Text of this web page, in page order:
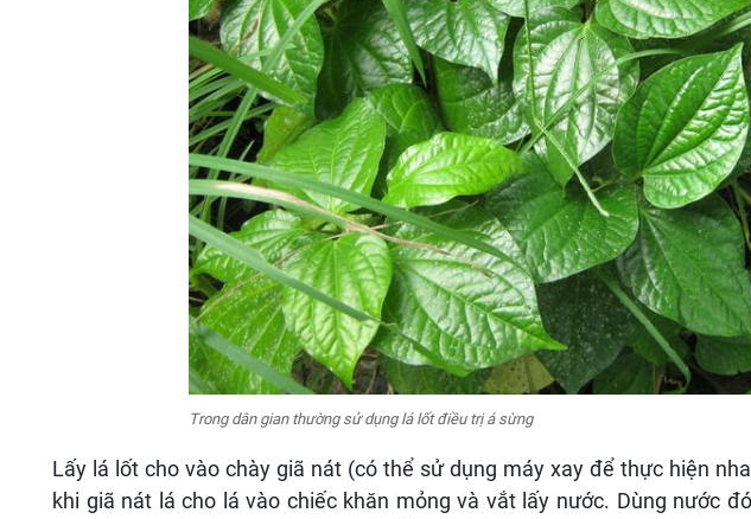
Trong dân gian thường sử dụng lá lốt điều trị á sừng
Lấy lá lốt cho vào chày giã nát (có thể sử dụng máy xay để thực hiện
khi giã nát lá cho lá vào chiếc khăn mỏng và vắt lấy nước. Dùng nước